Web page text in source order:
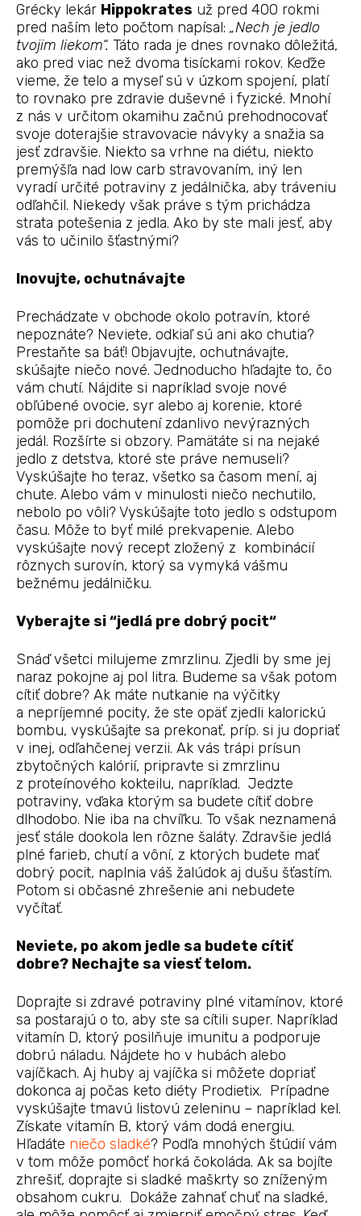
Grécky lekár Hippokrates už pred 400 rokmi
pred naším leto počtom napísal: „Nech je jedlo
tvojim liekom“. Táto rada je dnes rovnako dôležitá,
ako pred viac než dvoma tisíckami rokov. Keďže
vieme, že telo a myseľ sú v úzkom spojení, platí
to rovnako pre zdravie duševné i fyzické. Mnohí
z nás v určitom okamihu začnú prehodnocovať
svoje doterajšie stravovacie návyky a snažia sa
jesť zdravšie. Niekto sa vrhne na diétu, niekto
premýšľa nad low carb stravovaním, iný len
vyradí určité potraviny z jedálnička, aby tráveniu
odľahčil. Niekedy však práve s tým prichádza
strata potešenia z jedla. Ako by ste mali jesť, aby
vás to učinilo šťastnými?
Inovujte, ochutnávajte
Prechádzate v obchode okolo potravín, ktoré
nepoznáte? Neviete, odkiaľ sú ani ako chutia?
Prestaňte sa báť! Objavujte, ochutnávajte,
skúšajte niečo nové. Jednoducho hľadajte to, čo
vám chutí. Nájdite si napríklad svoje nové
obľúbené ovocie, syr alebo aj korenie, ktoré
pomôže pri dochutení zdanlivo nevýrazných
jedál. Rozšírte si obzory. Pamätáte si na nejaké
jedlo z detstva, ktoré ste práve nemuseli?
Vyskúšajte ho teraz, všetko sa časom mení, aj
chute. Alebo vám v minulosti niečo nechutilo,
nebolo po vôli? Vyskúšajte toto jedlo s odstupom
času. Môže to byť milé prekvapenie. Alebo
vyskúšajte nový recept zložený z kombinácií
rôznych surovín, ktorý sa vymyká vášmu
bežnému jedálničku.
Vyberajte si “jedlá pre dobrý pocit“
Snáď všetci milujeme zmrzlinu. Zjedli by sme jej
naraz pokojne aj pol litra. Budeme sa však potom
cítiť dobre? Ak máte nutkanie na výčitky
a nepríjemné pocity, že ste opäť zjedli kalorickú
bombu, vyskúšajte sa prekonať, príp. si ju dopriať
v inej, odľahčenej verzii. Ak vás trápi prísun
zbytočných kalórií, pripravte si zmrzlinu
z proteínového kokteilu, napríklad. Jedzte
potraviny, vďaka ktorým sa budete cítiť dobre
dlhodobo. Nie iba na chvíľku. To však neznamená
jesť stále dookola len rôzne šaláty. Zdravšie jedlá
plné farieb, chutí a vôní, z ktorých budete mať
dobrý pocit, naplnia váš žalúdok aj dušu šťastím.
Potom si občasné zhrešenie ani nebudete
vyčítať.
Neviete, po akom jedle sa budete cítiť
dobre? Nechajte sa viesť telom.
Doprajte si zdravé potraviny plné vitamínov, ktoré
sa postarajú o to, aby ste sa cítili super. Napríklad
vitamín D, ktorý posilňuje imunitu a podporuje
dobrú náladu. Nájdete ho v hubách alebo
vajíčkach. Aj huby aj vajíčka si môžete dopriať
dokonca aj počas keto diéty Prodietix. Prípadne
vyskúšajte tmavú listovú zeleninu – napríklad kel.
Získate vitamín B, ktorý vám dodá energiu.
Hľadáte niečo sladké? Podľa mnohých štúdií vám
v tom môže pomôcť horká čokoláda. Ak sa bojíte
zhrešiť, doprajte si sladké maškrty so zníženým
obsahom cukru. Dokáže zahnať chuť na sladké,